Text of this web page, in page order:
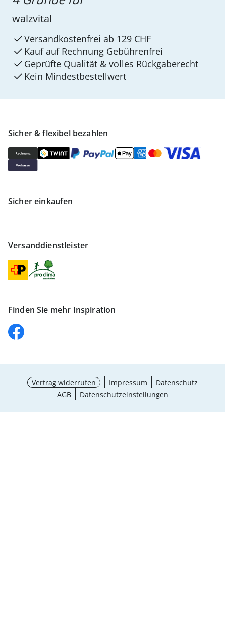
Sicher & flexibel bezahlen
Sicher einkaufen
Versanddienstleister
Finden Sie mehr Inspiration
walzvital
Versandkostenfrei ab 129 CHF
Kauf auf Rechnung Gebührenfrei
Geprüfte Qualität & volles Rückgaberecht
Kein Mindest­bestellwert
Vertrag widerrufen Impressum
Datenschutz
AGB
Datenschutzeinstellungen